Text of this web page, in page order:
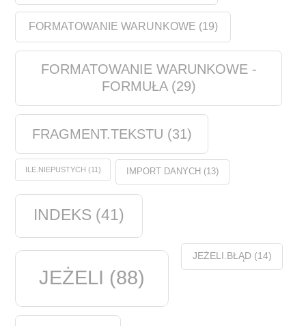
FORMATOWANIE WARUNKOWE (19)
FORMATOWANIE WARUNKOWE -
FORMUŁA(29)
FRAGMENT.TEKSTU (31)
ILE.NIEPUSTYCH (11) IMPORT DANYCH (13)
INDEKS (41)
JEŻELI (88)
JEŻELI.BŁĄD(14)